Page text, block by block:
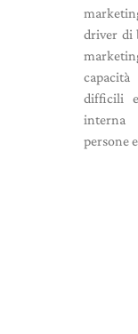
driver di
difficili
interna
persone